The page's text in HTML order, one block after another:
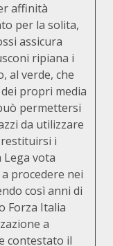
affinità
per la solita,
assicura
ripiana i
al verde, che
propri media
permettersi
da utilizzare
i
Lega vota
procedere nei
così anni di
Forza Italia
a
contestato il